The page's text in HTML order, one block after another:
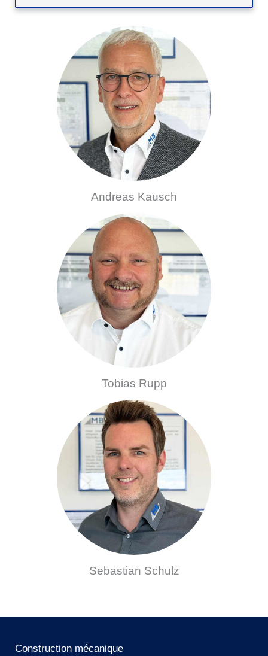
Andreas Kausch
Tobias Rupp
Sebastian Schulz
Construction mécanique